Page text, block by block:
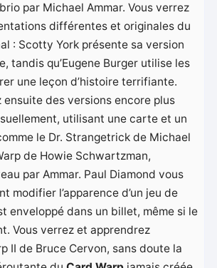
par Michael Ammar. Vous verrez
différentes et originales du
: Scotty York présente sa version
tandis qu’Eugene Burger utilise les
une leçon d’histoire terrifiante.
ensuite des versions encore plus
utilisant une carte et un
le Dr. Strangetrick de Michael
de Howie Schwartzman,
par Ammar. Paul Diamond vous
modifier l’apparence d’un jeu de
enveloppé dans un billet, même si le
Vous verrez et apprendrez
II de Bruce Cervon, sans doute la